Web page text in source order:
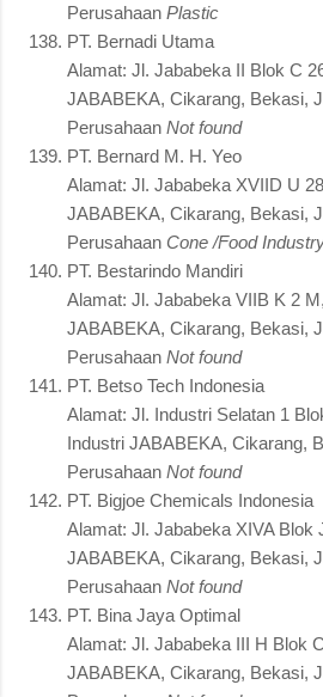
Perusahaan Plastic
PT. Bernadi Utama
Alamat: Jl. Jababeka II Blok C
JABABEKA, Cikarang, Bekasi,
Perusahaan Not found
PT. Bernard M. H. Yeo
Alamat: Jl. Jababeka XVIID U
JABABEKA, Cikarang, Bekasi,
Perusahaan Cone /Food
PT. Bestarindo Mandiri
Alamat: Jl. Jababeka VIIB K 2
JABABEKA, Cikarang, Bekasi,
Perusahaan Not found
PT. Betso Tech Indonesia
Alamat: Jl. Industri Selatan 1
Industri JABABEKA, Cikarang,
Perusahaan Not found
PT. Bigjoe Chemicals Indonesia
Alamat: Jl. Jababeka XIVA Blok
JABABEKA, Cikarang, Bekasi,
Perusahaan Not found
PT. Bina Jaya Optimal
Alamat: Jl. Jababeka III H Blok
JABABEKA, Cikarang, Bekasi,